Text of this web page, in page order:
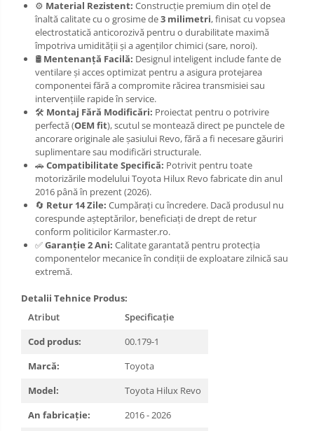
Carlige Polestar
Carlige Porsche
Carlige Renault
Carlige Seat
Carlige Skoda
Carlige SsangYong
Carlige Subaru
Carlige Suzuki
Carlige Tesla
Carlige Toyota
Carlige Volkswagen
Carlige Volvo
Carlige Xpeng G9
Scut motor Toyota
Scut motor Volvo
Scut motor Volvo C40
Scut motor Volvo V90
Scut motor Volvo XC40
Scut motor Vw
⚙️ Material Rezistent: Construcție premium din oțel de
înaltă calitate cu o grosime de3 milimetri, finisat cu vopsea
electrostatică anticorozivă pentru o durabilitate maximă
împotriva umidității și a agenților chimici (sare, noroi).
🛢️ Mentenanță Facilă: Designul inteligent include fante de
ventilare și acces optimizat pentru a asigura protejarea
componentei fără a compromite răcirea transmisiei sau
intervențiile rapide în service.
🛠️ Montaj Fără Modificări: Proiectat pentru o potrivire
perfectă (OEM fit), scutul se montează direct pe punctele de
ancorare originale ale șasiului Revo, fără a fi necesare găuriri
suplimentare sau modificări structurale.
🚗Compatibilitate Specifică: Potrivit pentru toate
motorizările modelului Toyota Hilux Revo fabricate din anul
2016 până în prezent (2026).
🔄 Retur 14 Zile: Cumpărați cu încredere. Dacă produsul nu
corespunde așteptărilor, beneficiați de drept de retur
conform politicilor Karmaster.ro.
✅Garanție 2 Ani: Calitate garantată pentru protecția
componentelor mecanice în condiții de exploatare zilnică sau
extremă.
Detalii Tehnice Produs:
Atribut
Specificație
Cod produs:
00.179-1
Marcă:
Toyota
Model:
Toyota Hilux Revo
An fabricație:
2016 - 2026